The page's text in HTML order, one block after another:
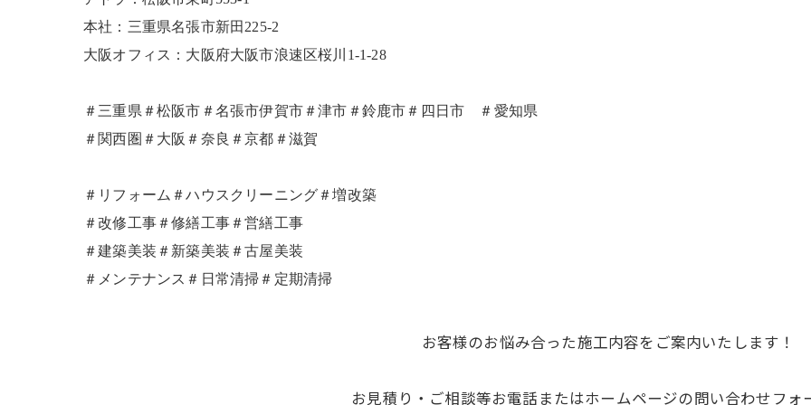
本社：三重県名張市新田225-2
大阪オフィス：大阪府大阪市浪速区桜川1-1-28
＃三重県＃松阪市＃名張市伊賀市＃津市＃鈴鹿市＃四日市 ＃愛知県
＃関西圏＃大阪＃奈良＃京都＃滋賀
＃リフォーム＃ハウスクリーニング＃増改築
＃改修工事＃修繕工事＃営繕工事
＃建築美装＃新築美装＃古屋美装
＃メンテナンス＃日常清掃＃定期清掃
お客様のお悩み合った施工内容をご案内いたします！
お見積り・ご相談等お電話またはホームページの問い合わせフォ